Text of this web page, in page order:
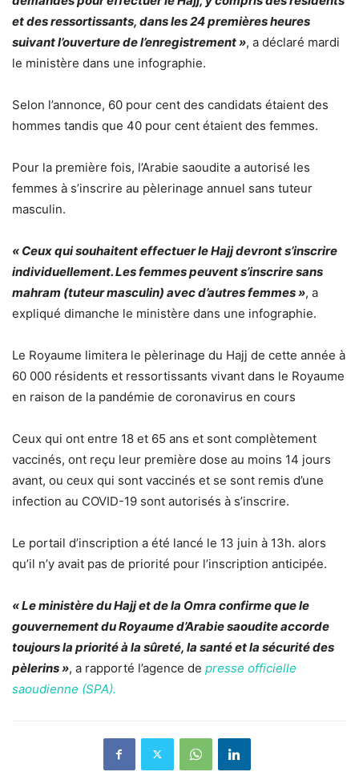
et des ressortissants, dans les 24 premières heures
suivant l’ouverture de l’enregistrement », a déclaré mardi
le ministère dans une infographie.
Selon l’annonce, 60 pour cent des candidats étaient des
hommes tandis que 40 pour cent étaient des femmes.
Pour la première fois, l’Arabie saoudite a autorisé les
femmes à s’inscrire au pèlerinage annuel sans tuteur
masculin.
« Ceux qui souhaitent effectuer le Hajj devront s’inscrire
individuellement. Les femmes peuvent s’inscrire sans
mahram (tuteur masculin) avec d’autres femmes », a
expliqué dimanche le ministère dans une infographie.
Le Royaume limitera le pèlerinage du Hajj de cette année à
60 000 résidents et ressortissants vivant dans le Royaume
en raison de la pandémie de coronavirus en cours
Ceux qui ont entre 18 et 65 ans et sont complètement
vaccinés, ont reçu leur première dose au moins 14 jours
avant, ou ceux qui sont vaccinés et se sont remis d’une
infection au COVID-19 sont autorisés à s’inscrire.
Le portail d’inscription a été lancé le 13 juin à 13h. alors
qu’il n’y avait pas de priorité pour l’inscription anticipée.
« Le ministère du Hajj et de la Omra confirme que le
gouvernement du Royaume d’Arabie saoudite accorde
toujours la priorité à la sûreté, la santé et la sécurité des
pèlerins », a rapporté l’agence de presse officielle
saoudienne (SPA).